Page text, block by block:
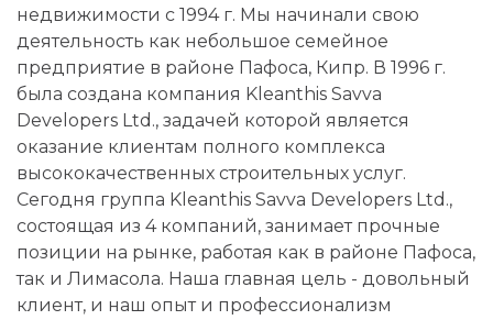
недвижимости с 1994 г. Мы начинали свою
деятельность как небольшое семейное
предприятие в районе Пафоса, Кипр. В 1996 г.
была создана компания Kleanthis Savva
Developers Ltd., задачей которой является
оказание клиентам полного комплекса
высококачественных строительных услуг.
Сегодня группа Kleanthis Savva Developers Ltd.,
состоящая из 4 компаний, занимает прочные
позиции на рынке, работая как в районе Пафоса,
так и Лимасола. Наша главная цель - довольный
клиент, и наш опыт и профессионализм